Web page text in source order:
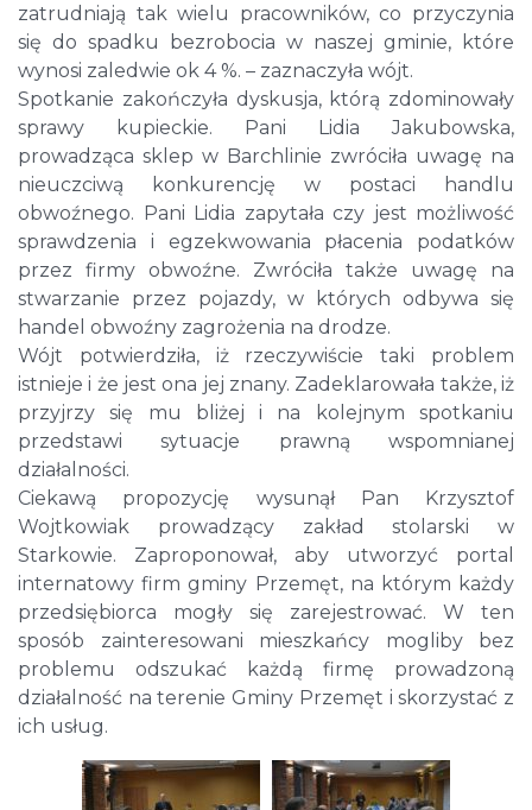
zatrudniają tak wielu pracowników, co przyczynia
się do spadku bezrobocia w naszej gminie, które
wynosi zaledwie ok 4 %. – zaznaczyła wójt.
Spotkanie zakończyła dyskusja, którą zdominowały
sprawy kupieckie. Pani Lidia Jakubowska,
prowadząca sklep w Barchlinie zwróciła uwagę na
nieuczciwą konkurencję w postaci handlu
obwoźnego. Pani Lidia zapytała czy jest możliwość
sprawdzenia i egzekwowania płacenia podatków
przez firmy obwoźne. Zwróciła także uwagę na
stwarzanie przez pojazdy, w których odbywa się
handel obwoźny zagrożenia na drodze.
Wójt potwierdziła, iż rzeczywiście taki problem
istnieje i że jest ona jej znany. Zadeklarowała także, iż
przyjrzy się mu bliżej i na kolejnym spotkaniu
przedstawi sytuacje prawną wspomnianej
działalności.
Ciekawą propozycję wysunął Pan Krzysztof
Wojtkowiak prowadzący zakład stolarski w
Starkowie. Zaproponował, aby utworzyć portal
internatowy firm gminy Przemęt, na którym każdy
przedsiębiorca mogły się zarejestrować. W ten
sposób zainteresowani mieszkańcy mogliby bez
problemu odszukać każdą firmę prowadzoną
działalność na terenie Gminy Przemęt i skorzystać z
ich usług.